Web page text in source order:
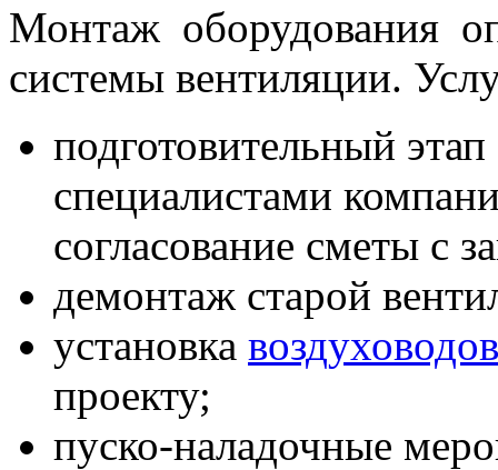
Монтаж оборудования
системы вентиляции.
подготовительный
специалистами
согласование сметы с
демонтаж старой
установка воздуховодов
проекту;
пуско-наладочные